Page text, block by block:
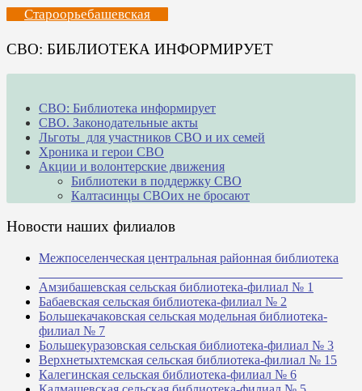
Староорьебашевская
СВО: БИБЛИОТЕКА ИНФОРМИРУЕТ
СВО: Библиотека информирует
СВО. Законодательные акты
Льготы для участников СВО и их семей
Хроника и герои СВО
Акции и волонтерские движения
Библиотеки в поддержку СВО
Калтасинцы СВОих не бросают
Новости наших филиалов
Межпоселенческая центральная районная библиотека
Амзибашевская сельская библиотека-филиал № 1
Бабаевская сельская библиотека-филиал № 2
Большекачаковская сельская модельная библиотека-
филиал № 7
Большекуразовская сельская библиотека-филиал № 3
Верхнетыхтемская сельская библиотека-филиал № 15
Калегинская сельская библиотека-филиал № 6